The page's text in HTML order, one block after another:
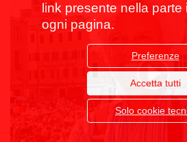
link presente nella parte
ogni pagina.
Preferenze
Accetta tutti
Solo cookie